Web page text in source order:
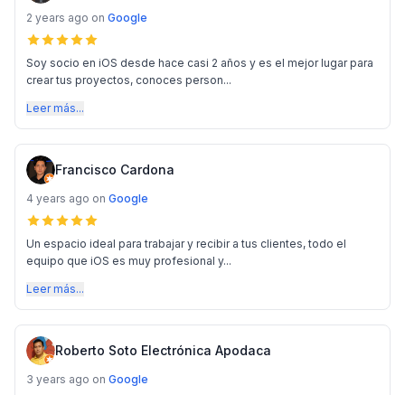
2 years ago on Google
Soy socio en iOS desde hace casi 2 años y es el mejor lugar para
crear tus proyectos, conoces person...
Leer más...
Francisco Cardona
4 years ago on Google
Un espacio ideal para trabajar y recibir a tus clientes, todo el
equipo que iOS es muy profesional y...
Leer más...
Roberto Soto Electrónica Apodaca
3 years ago on Google